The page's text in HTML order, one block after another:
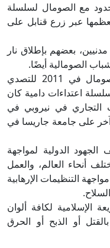
مع الصومال لسلسلة
عبر زرع قنابل على
بعضهم بإطلاق نار
الصومالية أيضًا.
ومنذ تدخلها العسكري في جنوب الصومال في 2011 للتصدي
اعتداءات دامية كان
في نيروبي في
قتيلًا، وهجوم آخر على جامعة جاريسا في
الدولية لمواجهة
أنحاء العالم، والعمل
التنظيمات الإرهابية
لكافة ألوان
أو الذبح أو الحرق